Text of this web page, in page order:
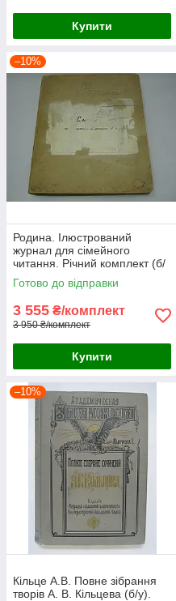
Купити
–10%
Родина. Ілюстрований
журнал для сімейного
читання. Річний комплект (б/
у).
Готово до відправки
3 555 ₴/комплект
3 950 ₴/комплект
Купити
–10%
Кільце А.В. Повне зібрання
творів А. В. Кільцева (б/у).